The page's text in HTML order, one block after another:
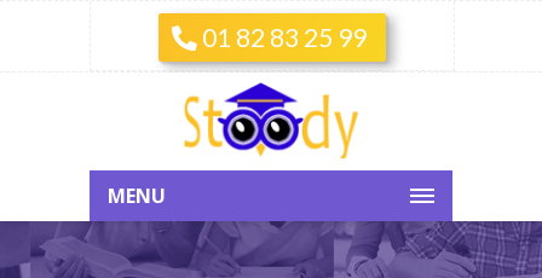
01 82 83 25 99
MENU